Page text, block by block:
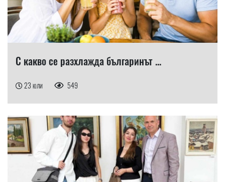
С какво се разхлажда българинът ...
23 юли 549